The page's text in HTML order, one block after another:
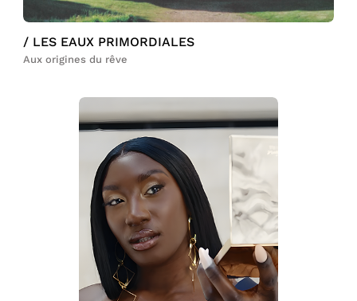
/ LES EAUX PRIMORDIALES
Aux origines du rêve